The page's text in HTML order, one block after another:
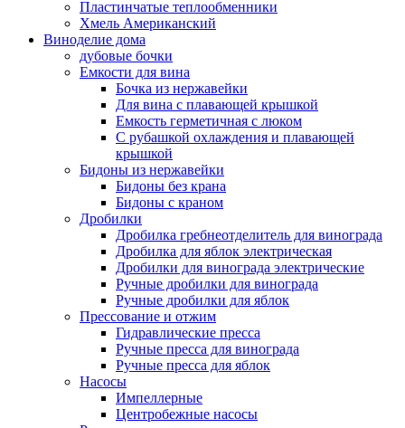
Пластинчатые теплообменники
Хмель Американский
Виноделие дома
дубовые бочки
Емкости для вина
Бочка из нержавейки
Для вина с плавающей крышкой
Емкость герметичная с люком
С рубашкой охлаждения и плавающей
крышкой
Бидоны из нержавейки
Бидоны без крана
Бидоны с краном
Дробилки
Дробилка гребнеотделитель для винограда
Дробилка для яблок электрическая
Дробилки для винограда электрические
Ручные дробилки для винограда
Ручные дробилки для яблок
Прессование и отжим
Гидравлические пресса
Ручные пресса для винограда
Ручные пресса для яблок
Насосы
Импеллерные
Центробежные насосы